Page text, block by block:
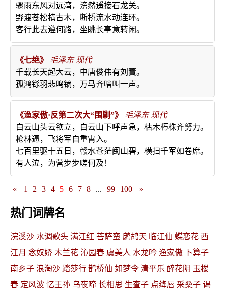
骤雨东风对远湾，滂然遥接石龙关。
野渡苍松横古木，断桥流水动连环。
客行此去遵何路，坐眺长亭意转闲。
《七绝》 毛泽东 现代
千载长天起大云，中唐俊伟有刘蕡。
孤鸿铩羽悲鸣镝，万马齐喑叫一声。
《渔家傲·反第二次大“围剿”》 毛泽东 现代
白云山头云欲立，白云山下呼声急，枯木朽株齐努力。
枪林逼，飞将军自重霄入。
七百里驱十五日，赣水苍茫闽山碧，横扫千军如卷席。
有人泣，为营步步嗟何及！
« 1 2 3 4 5 6 7 8 ... 99 100 »
热门词牌名
浣溪沙 水调歌头 满江红 菩萨蛮 鹧鸪天 临江仙 蝶恋花 西
江月 念奴娇 木兰花 沁园春 虞美人 水龙吟 渔家傲
卜算子
南乡子 浪淘沙 踏莎行 鹊桥仙 如梦令 清平乐 醉花阴 玉楼
春 定风波 忆王孙 乌夜啼 长相思 生查子 点绛唇 采桑子 谒